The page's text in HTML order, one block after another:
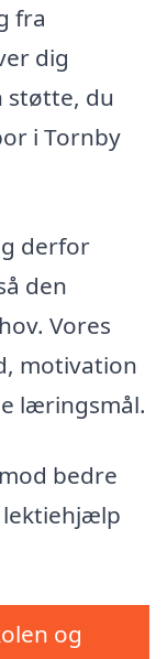
fra
dig
støtte, du
i Tornby
derfor
den
Vores
motivation
læringsmål.
bedre
og